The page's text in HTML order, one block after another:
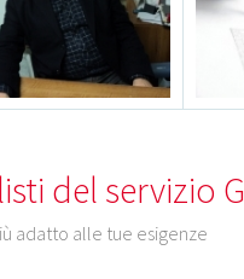
del servizio
adatto alle tue esigenze